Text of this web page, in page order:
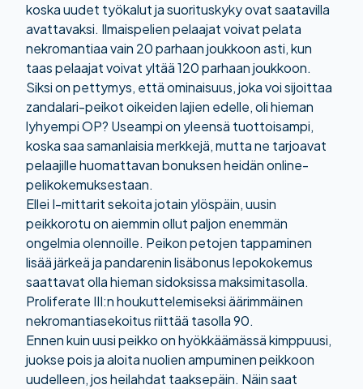
koska uudet työkalut ja suorituskyky ovat saatavilla
avattavaksi. Ilmaispelien pelaajat voivat pelata
nekromantiaa vain 20 parhaan joukkoon asti, kun
taas pelaajat voivat yltää 120 parhaan joukkoon.
Siksi on pettymys, että ominaisuus, joka voi sijoittaa
zandalari-peikot oikeiden lajien edelle, oli hieman
lyhyempi OP? Useampi on yleensä tuottoisampi,
koska saa samanlaisia ​​merkkejä, mutta ne tarjoavat
pelaajille huomattavan bonuksen heidän online-
pelikokemuksestaan.
Ellei I-mittarit sekoita jotain ylöspäin, uusin
peikkorotu on aiemmin ollut paljon enemmän
ongelmia olennoille. Peikon petojen tappaminen
lisää järkeä ja pandarenin lisäbonus lepokokemus
saattavat olla hieman sidoksissa maksimitasolla.
Proliferate III:n houkuttelemiseksi äärimmäinen
nekromantiasekoitus riittää tasolla 90.
Ennen kuin uusi peikko on hyökkäämässä kimppuusi,
juokse pois ja aloita nuolien ampuminen peikkoon
uudelleen, jos heilahdat taaksepäin. Näin saat